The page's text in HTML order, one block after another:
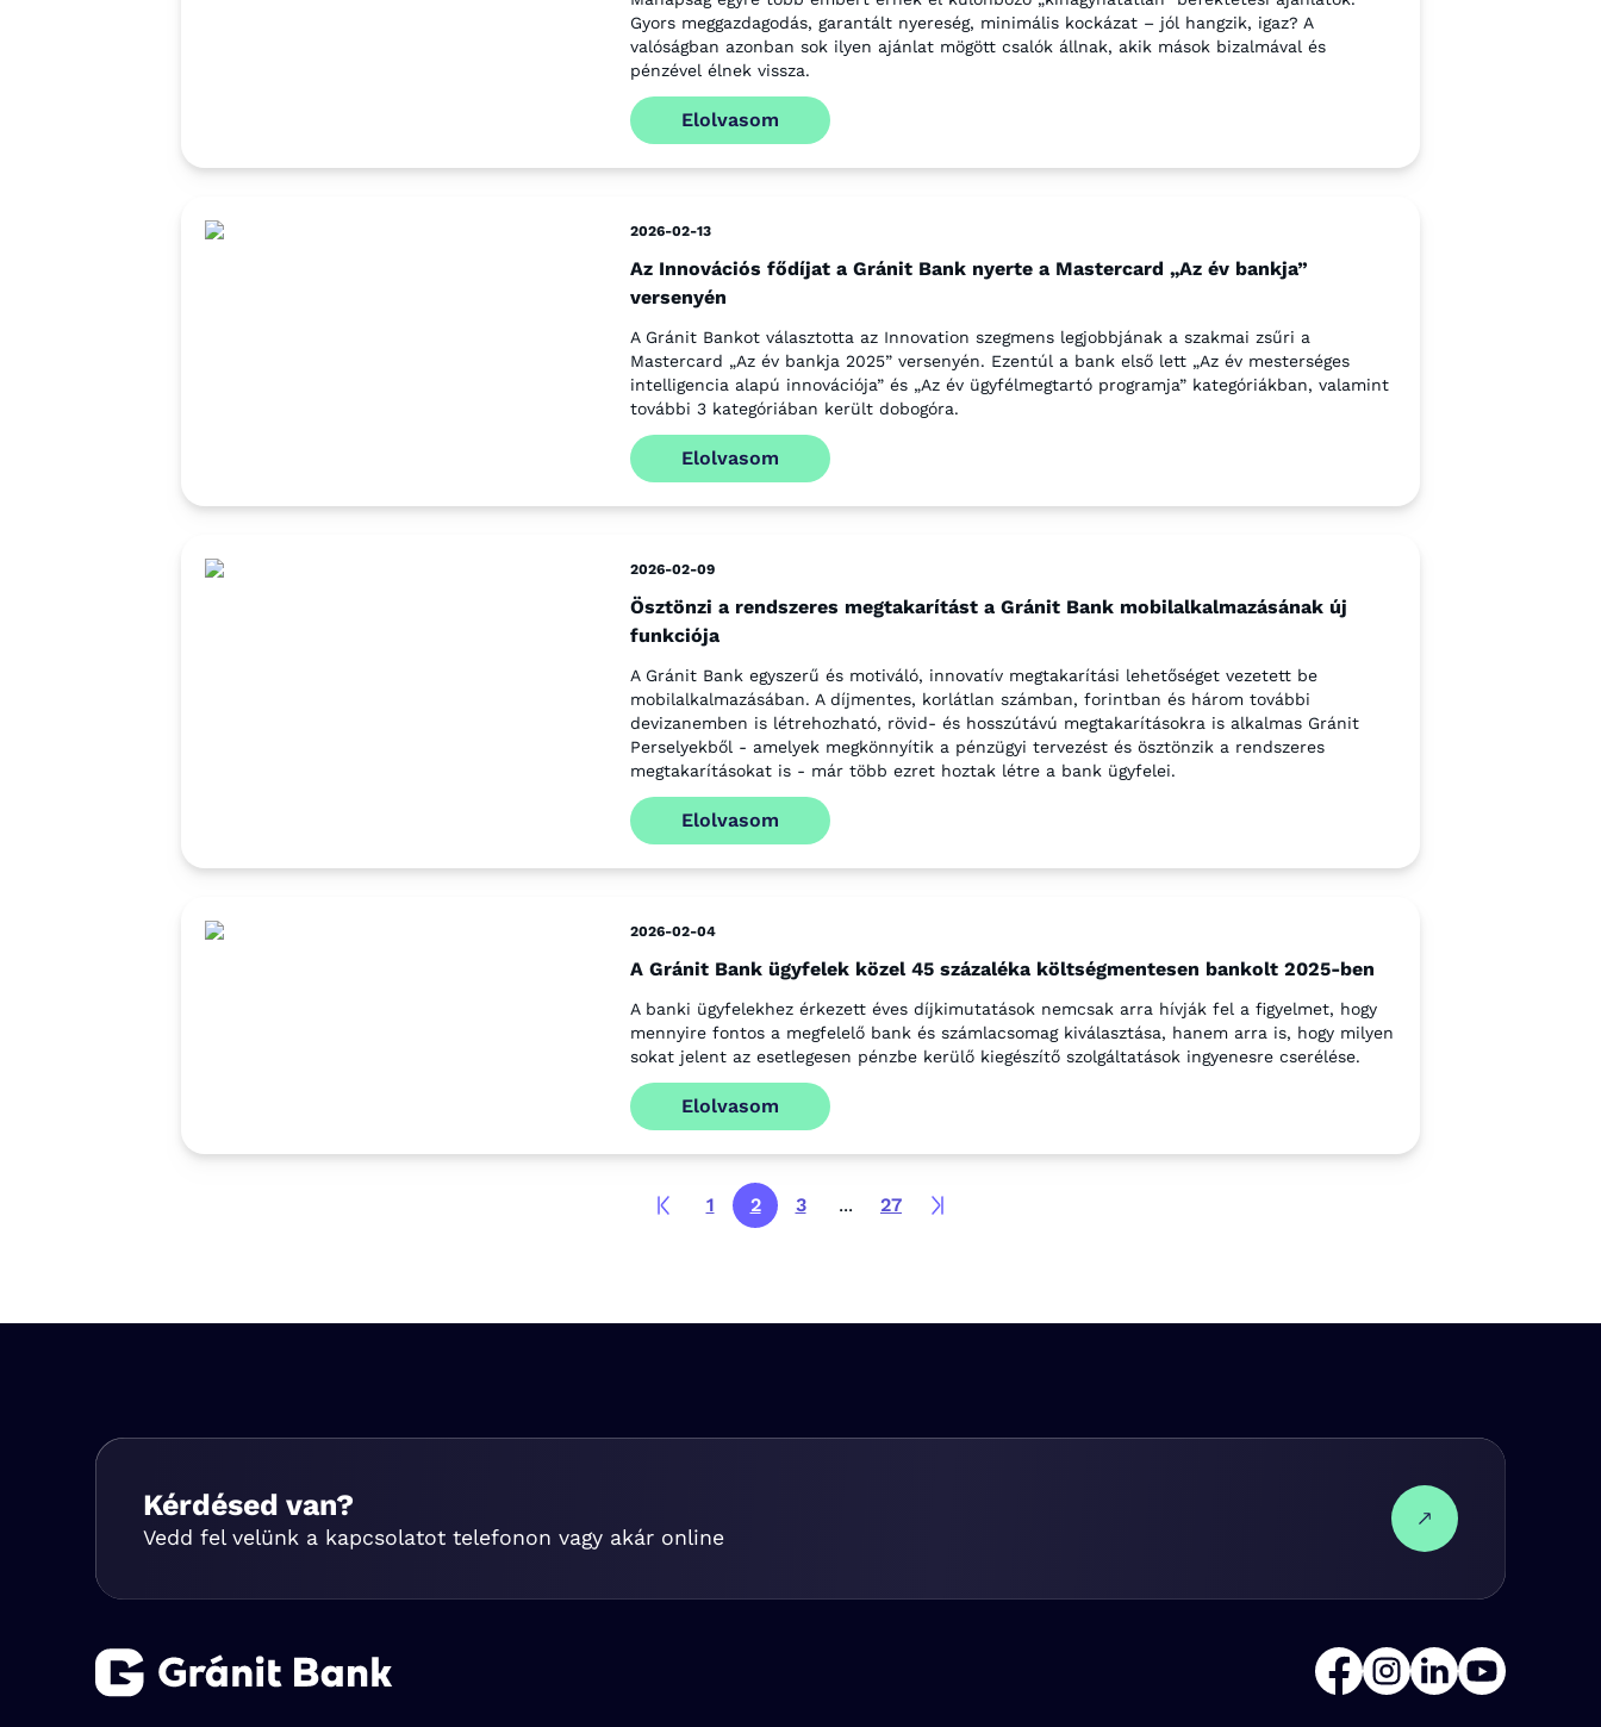
Gyors meggazdagodás, garantált nyereség, minimális kockázat – jól hangzik, igaz? A
valóságban azonban sok ilyen ajánlat mögött csalók állnak, akik mások bizalmával és
pénzével élnek vissza.
Elolvasom
2026-02-13
Az Innovációs fődíjat a Gránit Bank nyerte a Mastercard „Az év bankja”
versenyén
A Gránit Bankot választotta az Innovation szegmens legjobbjának a szakmai zsűri a
Mastercard „Az év bankja 2025” versenyén. Ezentúl a bank első lett „Az év mesterséges
intelligencia alapú innovációja” és „Az év ügyfélmegtartó programja” kategóriákban, valamint
további 3 kategóriában került dobogóra.
Elolvasom
2026-02-09
Ösztönzi a rendszeres megtakarítást a Gránit Bank mobilalkalmazásának új
funkciója
A Gránit Bank egyszerű és motiváló, innovatív megtakarítási lehetőséget vezetett be
mobilalkalmazásában. A díjmentes, korlátlan számban, forintban és három további
devizanemben is létrehozható, rövid- és hosszútávú megtakarításokra is alkalmas Gránit
Perselyekből - amelyek megkönnyítik a pénzügyi tervezést és ösztönzik a rendszeres
megtakarításokat is - már több ezret hoztak létre a bank ügyfelei.
Elolvasom
2026-02-04
A Gránit Bank ügyfelek közel 45 százaléka költségmentesen bankolt 2025-ben
A banki ügyfelekhez érkezett éves díjkimutatások nemcsak arra hívják fel a figyelmet, hogy
mennyire fontos a megfelelő bank és számlacsomag kiválasztása, hanem arra is, hogy milyen
sokat jelent az esetlegesen pénzbe kerülő kiegészítő szolgáltatások ingyenesre cserélése.
Elolvasom
1 2 3 ... 27
Kérdésed van?
Vedd fel velünk a kapcsolatot telefonon vagy akár online